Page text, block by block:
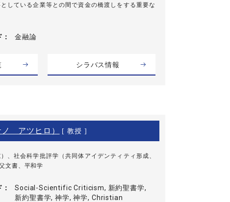
している企業等との間で資金の橋渡しをする重要な
金融論
シラバス情報
アツヒロ） [ 教授 ]
、社会科学批評学（共同体アイデンティティ形成、
文書、平和学
Social-Scientific Criticism, 新約聖書学,
新約聖書学, 神学, 神学, Christian